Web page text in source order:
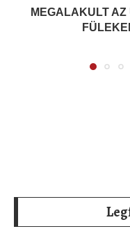
MEGALAKULT